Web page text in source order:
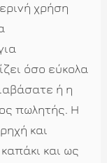
χρήση
όσο εύκολα
ή η
πωλητής. Η
και
και ως